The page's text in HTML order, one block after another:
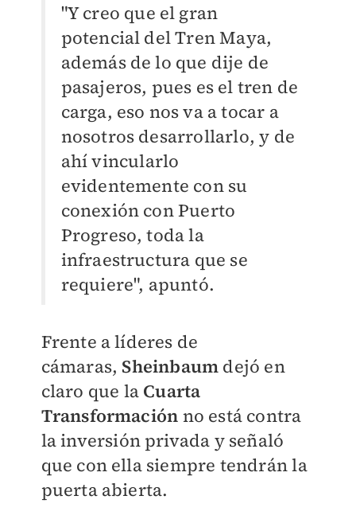
"Y creo que el gran
potencial del Tren Maya,
además de lo que dije de
pasajeros, pues es el tren de
carga, eso nos va a tocar a
nosotros desarrollarlo, y de
ahí vincularlo
evidentemente con su
conexión con Puerto
Progreso, toda la
infraestructura que se
requiere", apuntó.
Frente a líderes de
cámaras, Sheinbaum dejó en
claro que la Cuarta
Transformación no está contra
la inversión privada y señaló
que con ella siempre tendrán la
puerta abierta.